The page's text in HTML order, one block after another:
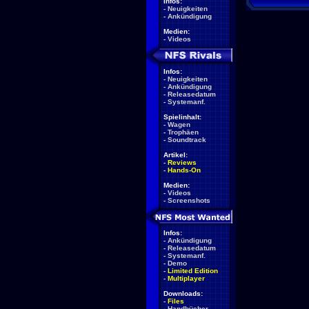
- Neuigkeiten
- Ankündigung
Medien:
- Videos
Infos:
- Neuigkeiten
- Ankündigung
- Releasedatum
- Systemanf.
Spielinhalt:
- Wagen
- Trophäen
- Soundtrack
Artikel:
- Reviews
- Hands-On
Medien:
- Videos
- Screenshots
Infos:
- Ankündigung
- Releasedatum
- Systemanf.
- Demo
- Limited Edition
- Multiplayer
Downloads:
- Files